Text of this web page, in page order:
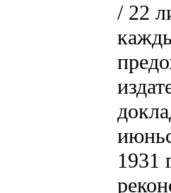
/ 22
1931